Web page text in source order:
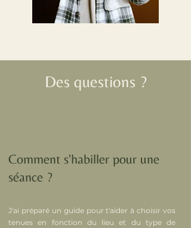
Des questions ?
Comment s'habiller pour une
séance ?
J'ai préparé un guide pour t'aider à choisir vos
tenues en fonction du lieu et du type de